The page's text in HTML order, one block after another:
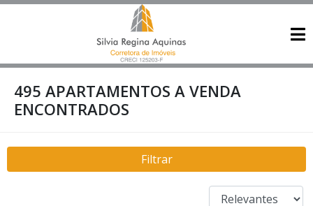
495 APARTAMENTOS A VENDA
ENCONTRADOS
Filtrar